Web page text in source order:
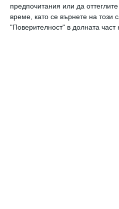
предпочитания или да
време, като се върнете на този
"Поверителност" в долната част